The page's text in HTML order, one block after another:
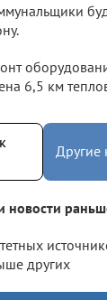
6,5 км
Другие
новости
других